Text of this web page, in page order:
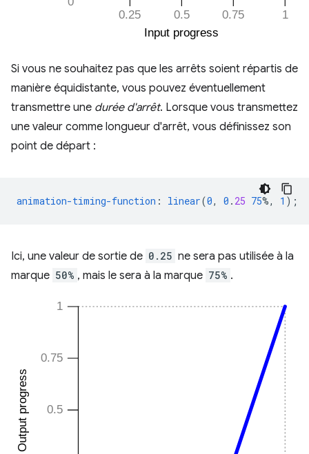
Si vous ne souhaitez pas que les arrêts soient répartis de
manière équidistante, vous pouvez éventuellement
transmettre une durée d'arrêt. Lorsque vous transmettez
une valeur comme longueur d'arrêt, vous définissez son
point de départ :
animation-timing-function : linear(0, 0 . 25 75%, 1 );
Ici, une valeur de sortie de 0.25 ne sera pas utilisée à la
marque 50% , mais le sera à la marque 75% .